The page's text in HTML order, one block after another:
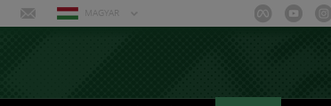
MAGYAR